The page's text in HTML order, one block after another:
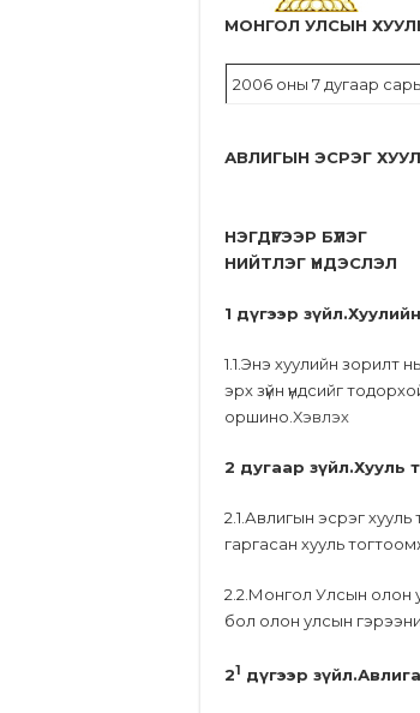
МОНГОЛ УЛСЫН
2006 оны 7 дугаар
АВЛИГЫН ЭСРЭГ
НЭГДҮГЭЭР БҮЛЭГ
НИЙТЛЭГ ҮНДЭСЛЭЛ
1 дүгээр
1.1.Энэ хуулийн зорилт
эрх зүйн үндсийг
оршино. Хэвлэх
2 дугаар зүйл.Хууль
2.1.Авлигын эсрэг хууль
гаргасан хууль
2.2.Монгол Улсын олон
бол олон улсын
21 дүгээр